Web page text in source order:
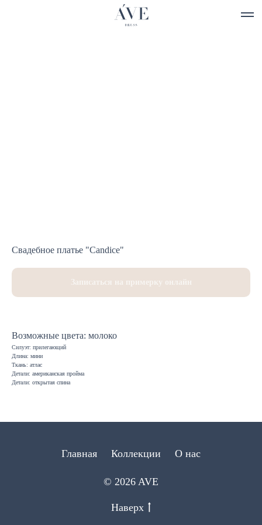
Свадебное платье "Candice"
Записаться на примерку онлайн
Возможные цвета: молоко
Силуэт: прилегающий
Длина: мини
Ткань: атлас
Детали: американская пройма
Детали: открытая спина
Главная Коллекции О нас
© 2026 AVE
Наверх